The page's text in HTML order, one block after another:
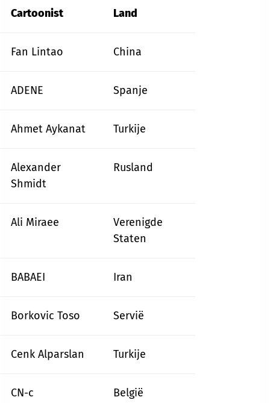
Cartoonist Land
Fan Lintao China
ADENE Spanje
Ahmet Aykanat Turkije
Alexander
Shmidt
Rusland
Ali Miraee
Verenigde
Staten
BABAEI Iran
Borkovic Toso Servië
Cenk Alparslan Turkije
CN-c België